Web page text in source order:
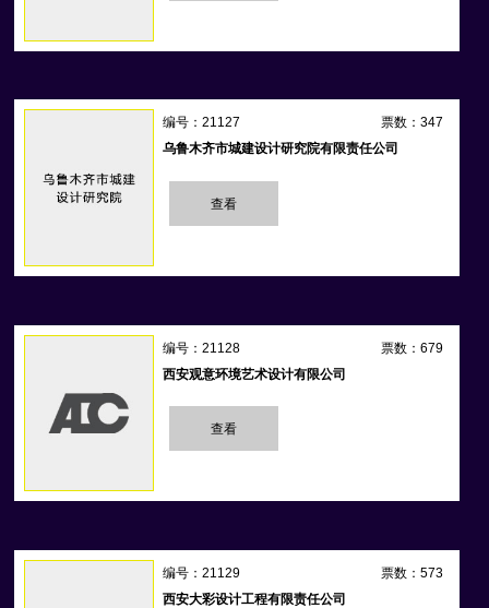
票数：347
编号：21127
乌鲁木齐市城建设计研究院有限责任公司
查看
票数：679
编号：21128
西安观意环境艺术设计有限公司
查看
票数：573
编号：21129
西安大彩设计工程有限责任公司